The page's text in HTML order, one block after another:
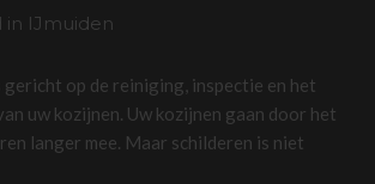
in IJmuiden
op de reiniging, inspectie en het
uw kozijnen. Uw kozijnen gaan door het
langer mee. Maar schilderen is niet